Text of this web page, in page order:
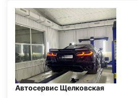
Автосервис Щелковская